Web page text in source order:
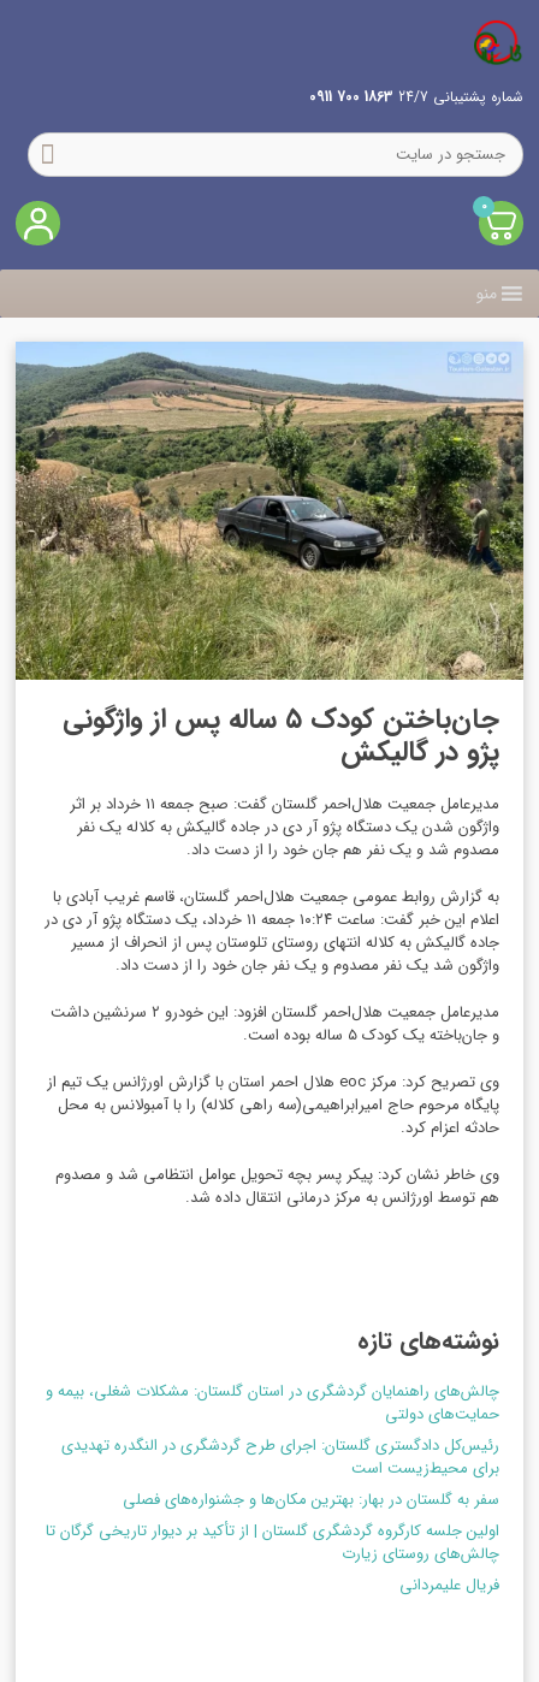
شماره پشتیبانی 24/7 1863 700 0911
0
منو
جان‌باختن کودک ۵ ساله پس از واژگونی
پژو در گالیکش
مدیرعامل جمعیت هلال‌احمر گلستان گفت: صبح جمعه ۱۱ خرداد بر اثر
واژگون شدن یک دستگاه پژو آر دی در جاده گالیکش به کلاله یک نفر
مصدوم شد و یک نفر هم جان خود را از دست داد.
به گزارش روابط عمومی جمعیت هلال‌احمر گلستان، قاسم غریب آبادی با
اعلام این خبر گفت: ساعت ۱۰:۲۴ جمعه ۱۱ خرداد، یک دستگاه پژو آر دی در
جاده گالیکش به کلاله انتهای روستای تلوستان پس از انحراف از مسیر
واژگون شد یک نفر مصدوم و یک نفر جان خود را از دست داد.
مدیرعامل جمعیت هلال‌احمر گلستان افزود: این خودرو ۲ سرنشین داشت
و جان‌باخته یک کودک ۵ ساله بوده است.
وی تصریح کرد: مرکز eoc هلال احمر استان با گزارش اورژانس یک تیم از
پایگاه‌ مرحوم حاج امیرابراهیمی(سه راهی کلاله) را با آمبولانس به محل
حادثه اعزام کرد‌.
وی خاطر نشان کرد: پیکر پسر بچه تحویل عوامل انتظامی‌ شد و مصدوم
هم توسط اورژانس به مرکز درمانی انتقال داده شد.
نوشته‌های تازه
چالش‌های راهنمایان گردشگری در استان گلستان: مشکلات شغلی، بیمه و
حمایت‌های دولتی
رئیس‌کل دادگستری گلستان: اجرای طرح گردشگری در النگدره تهدیدی
برای محیط‌زیست است
سفر به گلستان در بهار: بهترین مکان‌ها و جشنواره‌های فصلی
اولین جلسه کارگروه گردشگری گلستان | از تأکید بر دیوار تاریخی گرگان تا
چالش‌های روستای زیارت
فریال علیمردانی